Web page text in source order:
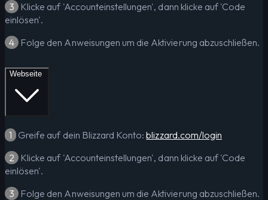
3 Klicke auf 'Accounteinstellungen', dann klicke auf 'Code
einlösen'.
4 Folge den Anweisungen um die Aktivierung abzuschließen.
Webseite
1 Greife auf dein Blizzard Konto:blizzard.com/login
2 Klicke auf 'Accounteinstellungen', dann klicke auf 'Code
einlösen'.
3 Folge den Anweisungen um die Aktivierung abzuschließen.